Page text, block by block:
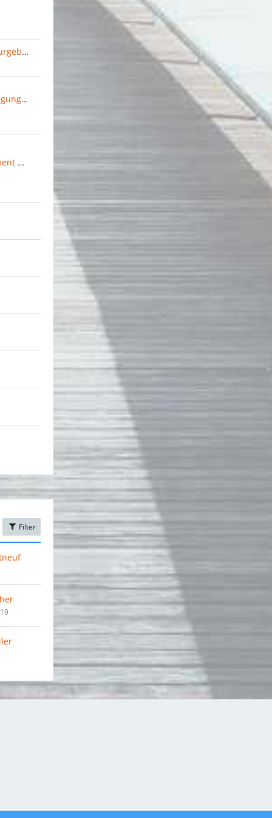
Königliches Jagdforst und Naturgebiet
Verlautbarungen und Ankündigungen des Kaisers
Conférence sur le renouvellement de la Constitution (CRC)
Filter